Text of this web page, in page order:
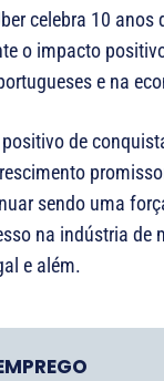
celebra 10 anos
o impacto
e na
de
sendo uma
na indústria de
e além.